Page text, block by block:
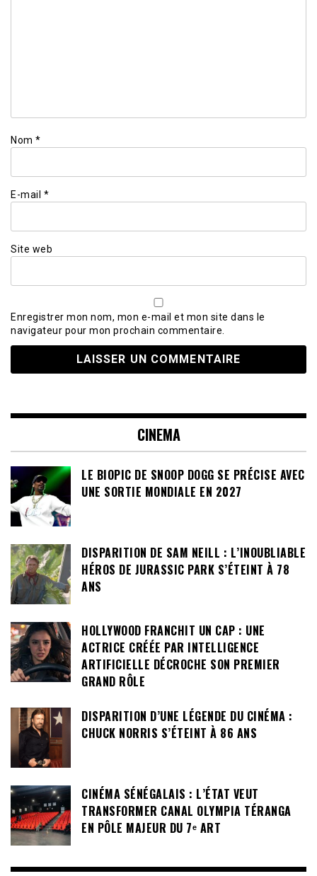
Nom *
E-mail *
Site web
Enregistrer mon nom, mon e-mail et mon site dans le
navigateur pour mon prochain commentaire.
CINEMA
LE BIOPIC DE SNOOP DOGG SE PRÉCISE AVEC
UNE SORTIE MONDIALE EN 2027
DISPARITION DE SAM NEILL : L’INOUBLIABLE
HÉROS DE JURASSIC PARK S’ÉTEINT À 78
ANS
HOLLYWOOD FRANCHIT UN CAP : UNE
ACTRICE CRÉÉE PAR INTELLIGENCE
ARTIFICIELLE DÉCROCHE SON PREMIER
GRAND RÔLE
DISPARITION D’UNE LÉGENDE DU CINÉMA :
CHUCK NORRIS S’ÉTEINT À 86 ANS
CINÉMA SÉNÉGALAIS : L’ÉTAT VEUT
TRANSFORMER CANAL OLYMPIA TÉRANGA
EN PÔLE MAJEUR DU 7ᵉ ART